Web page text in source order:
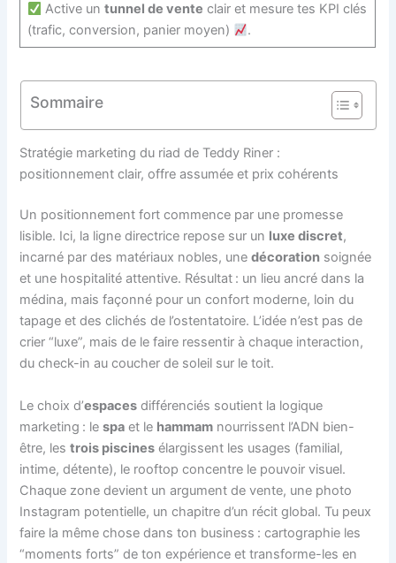
Active untunnel de vente clair et mesure tes KPI clés
(trafic, conversion, panier moyen)
.
Sommaire
Stratégie marketing du riad de Teddy Riner :
positionnement clair, offre assumée et prix cohérents
Un positionnement fort commence par une promesse
lisible. Ici, la ligne directrice repose sur un luxe discret,
incarné par des matériaux nobles, unedécoration soignée
et une hospitalité attentive. Résultat : un lieu ancré dans la
médina, mais façonné pour un confort moderne, loin du
tapage et des clichés de l’ostentatoire. L’idée n’est pas de
crier “luxe”, mais de le faire ressentir à chaque interaction,
du check-in au coucher de soleil sur le toit.
Le choix d’espaces différenciés soutient la logique
marketing : lespa et le hammam nourrissent l’ADN bien-
être, lestrois piscines élargissent les usages (familial,
intime, détente), le rooftop concentre le pouvoir visuel.
Chaque zone devient un argument de vente, une photo
Instagram potentielle, un chapitre d’un récit global. Tu peux
faire la même chose dans ton business : cartographie les
“moments forts” de ton expérience et transforme-les en